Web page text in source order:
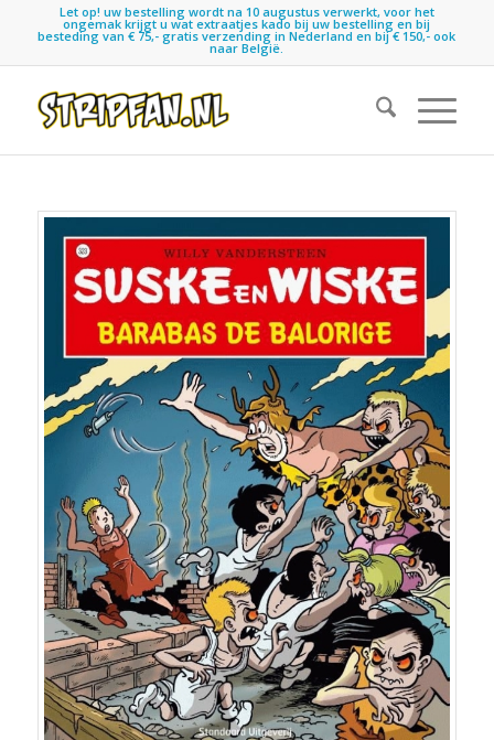
Let op! uw bestelling wordt na 10 augustus verwerkt, voor het
ongemak krijgt u wat extraatjes kado bij uw bestelling en bij
besteding van € 75,- gratis verzending in Nederland en bij € 150,- ook
naar België.